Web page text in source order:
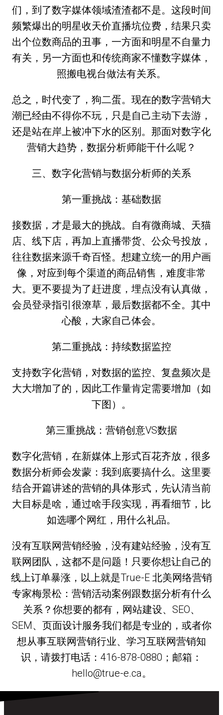
们，到了数字媒体领域渣渣都不是。这段时间
频繁爆出的明星收天价直播坑位费，结果只卖
出个位数商品的丑事，一方面和明星不自量力
有关，另一方面也和传统商家不懂数字媒体，
照搬电视台做法有关系。
总之，时代变了，狗二蛋。现在的数字营销大
潮已经由不得你不玩，只是自己主动下去游，
还是站在岸上被冲下水的区别。那面对数字化
营销大趋势，数据分析师能干什么呢？
三、数字化营销与数据分析师的关系
第一重挑战：基础数据
接数据，才是最大的挑战。自有微商城、天猫
店、线下店，再加上直播带货、公众号投放，
往往数据来源千奇百怪。想建立统一的用户画
像，对应到每个渠道的商品销售，难度非常
大。更不要提为了赶进度，埋点没有认真做，
会员登录指引很潦草，最后数据都不全。其中
心酸，大家自己体会。
第二重挑战：持续数据监控
支持数字化营销，对数据的监控、复盘频次是
大大增加了的，因此工作量肯定需要增加（如
下图）。
第三重挑战：营销创意VS数据
数字化营销，在新媒体上形式百花齐放，很多
数据分析师会发蒙：我到底要搞什么。这里要
结合开篇讲述的营销的具体形式，先认清当前
大目标是啥，通过啥手段实现，再看细节，比
如选哪个网红，用什么礼品。
没有互联网营销经验，没有建站经验，没有互
联网团队，这都不是问题！只要你想让自己的
线上订单暴涨，以上就是True-E 北美网络营销
专家梅景松：营销活动案例跟数据分析有什么
关系？你想要的都有，网站建设、SEO、
SEM、页面设计服务我们都是专业的，或者你
想从事互联网营销行业、学习互联网营销知
识，请拨打电话：416-878-0880；邮箱：
hello@true-e.ca。